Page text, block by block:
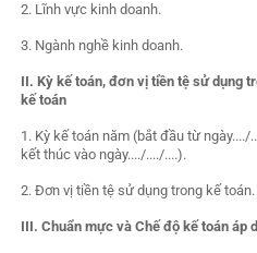
2. Lĩnh vực kinh doanh.
3. Ngành nghề kinh doanh.
II. Kỳ kế toán, đơn vị tiền tệ sử dụng
kế toán
1. Kỳ kế toán năm (bắt đầu từ ngày..../
kết thúc vào ngày..../..../....).
2. Đơn vị tiền tệ sử dụng trong kế toán.
III. Chuẩn mực và Chế độ kế toán áp